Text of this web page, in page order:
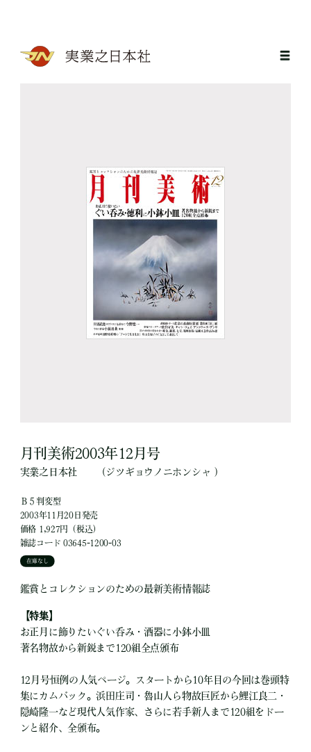
月刊美術2003年12月号
実業之日本社 （ジツギョウノニホンシャ ）
Ｂ５判変型
2003年11月20日発売
価格 1,927円（税込）
雑誌コード 03645-1200-03
在庫なし
鑑賞とコレクションのための最新美術情報誌
【特集】
お正月に飾りたいぐい呑み・酒器に小鉢小皿
著名物故から新鋭まで120組全点頒布
12月号恒例の人気ページ。スタートから10年目の今回は巻頭特
集にカムバック。浜田庄司・魯山人ら物故巨匠から鯉江良二・
隠崎隆一など現代人気作家、さらに若手新人まで120組をドー
ンと紹介、全頒布。